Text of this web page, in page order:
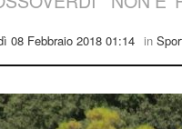
08 Febbraio 2018 01:14 in